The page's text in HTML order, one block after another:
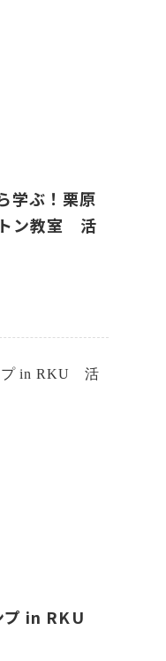
学ぶ！栗原
ン教室 活
プ in RKU